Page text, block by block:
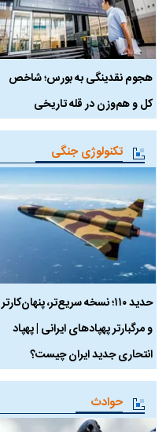
هجوم نقدینگی به بورس؛ شاخص
کل و هم‌وزن در قله تاریخی
تکنولوژی جنگی
حدید ۱۱۰؛ نسخه سریع‌تر، پنهان‌کارتر
و مرگبارتر پهپادهای ایرانی | پهپاد
انتحاری جدید ایران چیست؟
حوادث